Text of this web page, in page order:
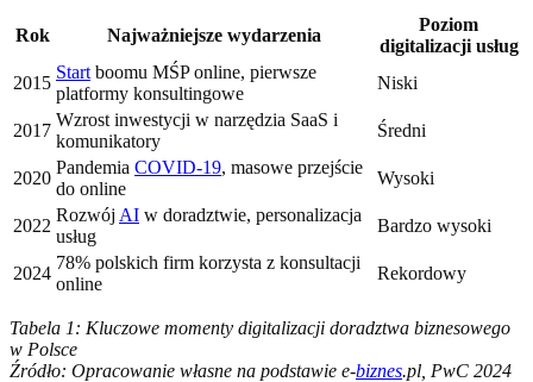
Rok Najważniejsze wydarzenia
Poziom
digitalizacji usług
2015
Start boomu MŚP online, pierwsze
platformy konsultingowe
Niski
2017
Wzrost inwestycji w narzędzia SaaS i
komunikatory
Średni
2020
Pandemia COVID-19, masowe przejście
do online
Wysoki
2022
Rozwój AI w doradztwie, personalizacja
usług
Bardzo wysoki
2024
78% polskich firm korzysta z konsultacji
online
Rekordowy
Tabela 1: Kluczowe momenty digitalizacji doradztwa biznesowego
w Polsce
Źródło: Opracowanie własne na podstawie e-biznes.pl, PwC 2024